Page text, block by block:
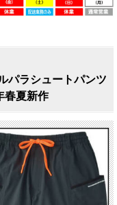
パラシュートパンツ
春夏新作